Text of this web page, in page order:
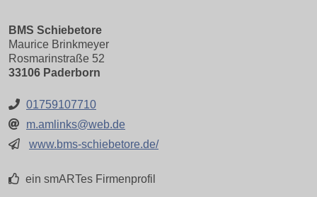
BMS Schiebetore
Maurice Brinkmeyer
Rosmarinstraße 52
33106 Paderborn
01759107710
m.amlinks@web.de
www.bms-schiebetore.de/
ein smARTes Firmenprofil